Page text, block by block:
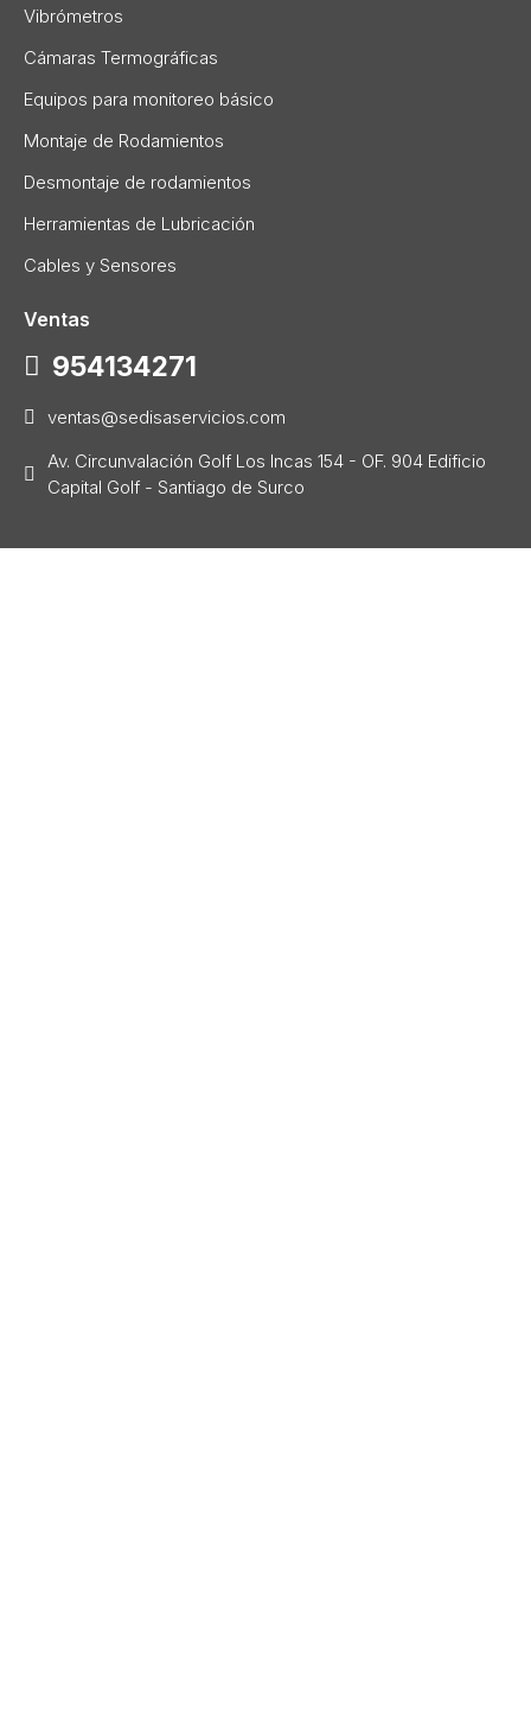
Vibrómetros
Cámaras Termográficas
Equipos para monitoreo básico
Montaje de Rodamientos
Desmontaje de rodamientos
Herramientas de Lubricación
Cables y Sensores
Ventas
954134271
ventas@sedisaservicios.com
Av. Circunvalación Golf Los Incas 154 - OF. 904 Edificio
Capital Golf - Santiago de Surco